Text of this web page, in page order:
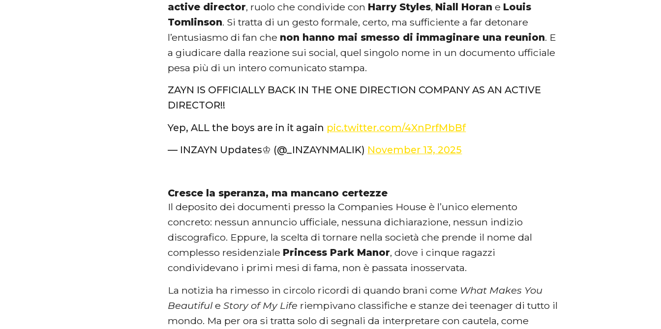
active director, ruolo che condivide con Harry Styles, Niall Horan e Louis
Tomlinson. Si tratta di un gesto formale, certo, ma sufficiente a far detonare
l’entusiasmo di fan che non hanno mai smesso di immaginare una reunion. E
a giudicare dalla reazione sui social, quel singolo nome in un documento ufficiale
pesa più di un intero comunicato stampa.
ZAYN IS OFFICIALLY BACK IN THE ONE DIRECTION COMPANY AS AN ACTIVE
DIRECTOR!!
Yep, ALL the boys are in it again pic.twitter.com/4XnPrfMbBf
— INZAYN Updates♔ (@_INZAYNMALIK) November 13, 2025
Cresce la speranza, ma mancano certezze
Il deposito dei documenti presso la Companies House è l’unico elemento
concreto: nessun annuncio ufficiale, nessuna dichiarazione, nessun indizio
discografico. Eppure, la scelta di tornare nella società che prende il nome dal
complesso residenziale Princess Park Manor, dove i cinque ragazzi
condividevano i primi mesi di fama, non è passata inosservata.
La notizia ha rimesso in circolo ricordi di quando brani come What Makes You
Beautiful eStory of My Life riempivano classifiche e stanze dei teenager di tutto il
mondo. Ma per ora si tratta solo di segnali da interpretare con cautela, come